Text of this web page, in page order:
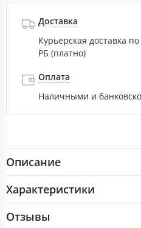
Доставка
Курьерская доставка
РБ (платно)
Оплата
Наличными и
Описание
Характеристики
Отзывы